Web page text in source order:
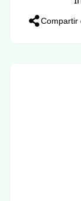
Compartir